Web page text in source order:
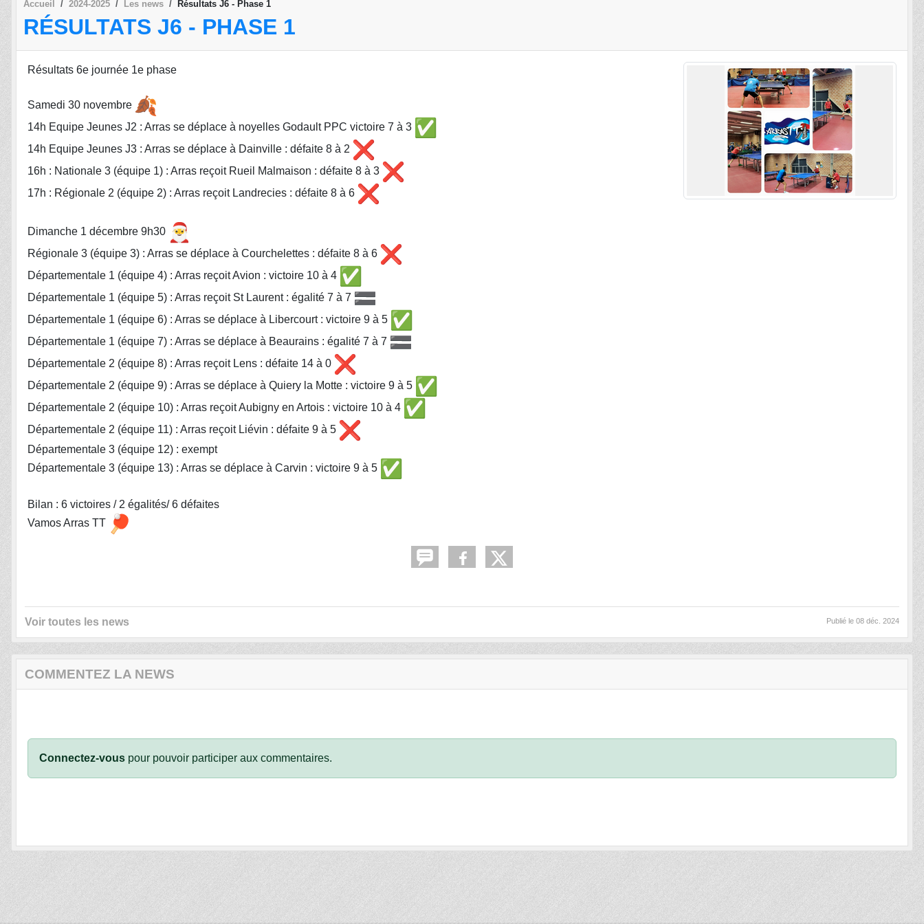
Accueil 2024-2025 Les news Résultats J6 - Phase 1
RÉSULTATS J6 - PHASE 1
Résultats 6e journée 1e phase
Samedi 30 novembre
14h Equipe Jeunes J2 : Arras se déplace à noyelles Godault PPC victoire 7 à 3
14h Equipe Jeunes J3 : Arras se déplace à Dainville : défaite 8 à 2
16h : Nationale 3 (équipe 1) : Arras reçoit Rueil Malmaison : défaite 8 à 3
17h : Régionale 2 (équipe 2) : Arras reçoit Landrecies : défaite 8 à 6
Dimanche 1 décembre 9h30
Régionale 3 (équipe 3) : Arras se déplace à Courchelettes : défaite 8 à 6
Départementale 1 (équipe 4) : Arras reçoit Avion : victoire 10 à 4
Départementale 1 (équipe 5) : Arras reçoit St Laurent : égalité 7 à 7
Départementale 1 (équipe 6) : Arras se déplace à Libercourt : victoire 9 à 5
Départementale 1 (équipe 7) : Arras se déplace à Beaurains : égalité 7 à 7
Départementale 2 (équipe 8) : Arras reçoit Lens : défaite 14 à 0
Départementale 2 (équipe 9) : Arras se déplace à Quiery la Motte : victoire 9 à 5
Départementale 2 (équipe 10) : Arras reçoit Aubigny en Artois : victoire 10 à 4
Départementale 2 (équipe 11) : Arras reçoit Liévin : défaite 9 à 5
Départementale 3 (équipe 12) : exempt
Départementale 3 (équipe 13) : Arras se déplace à Carvin : victoire 9 à 5
Bilan : 6 victoires / 2 égalités/ 6 défaites
Vamos Arras TT
Voir toutes les news Publié le 08 déc. 2024
COMMENTEZ LA NEWS
Connectez-vous pour pouvoir participer aux commentaires.